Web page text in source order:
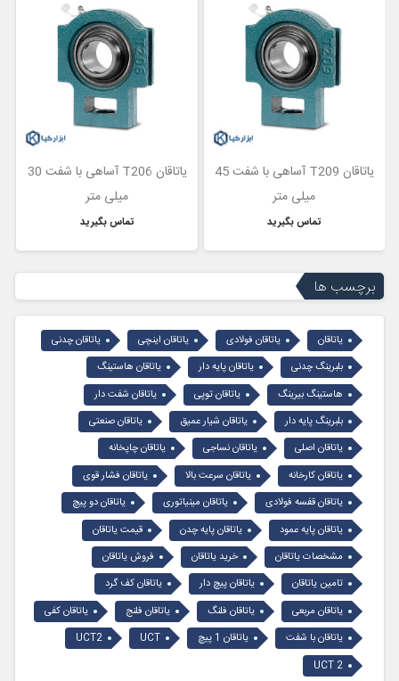
یاتاقان T209 آساهی با شفت 45
میلی متر
تماس بگیرید
یاتاقان T206 آساهی با شفت 30
میلی متر
تماس بگیرید
برچسب ها
یاتاقان یاتاقان فولادی یاتاقان اینچی
یاتاقان چدنی
بلبرینگ چدنی
یاتاقان پایه دار
یاتاقان هاستینگ
هاستینگ بیرینگ
یاتاقان توپی
یاتاقان شفت دار
بلبرینگ پایه دار
یاتاقان شیار عمیق
یاتاقان صنعتی
یاتاقان اصلی
یاتاقان نساجی
یاتاقان چاپخانه
یاتاقان کارخانه
یاتاقان سرعت بالا
یاتاقان فشار قوی
یاتاقان قفسه فولادی
یاتاقان مینیاتوری
یاتاقان دو پیچ
یاتاقان پایه عمود
یاتاقان پایه چدن
قیمت یاتاقان
مشخصات یاتاقان
خرید یاتاقان
فروش یاتاقان
تامین یاتاقان
یاتاقان پیچ دار
یاتاقان کف گرد
یاتاقان مربعی
یاتاقان فلنگ یاتاقان فلنج
یاتاقان کفی
یاتاقان با شفت
یاتاقان 1 پیچ UCT
UCT2
UCT 2